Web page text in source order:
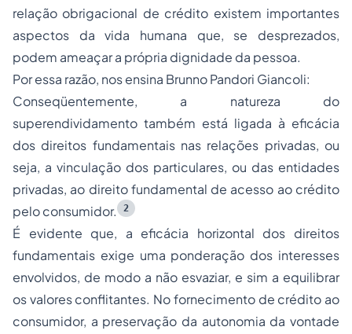
relação obrigacional de crédito existem importantes
aspectos da vida humana que, se desprezados,
podem ameaçar a própria dignidade da pessoa.
Por essa razão, nos ensina Brunno Pandori Giancoli:
Conseqüentemente, a natureza do
superendividamento também está ligada à eficácia
dos direitos fundamentais nas relações privadas, ou
seja, a vinculação dos particulares, ou das entidades
privadas, ao direito fundamental de acesso ao crédito
pelo consumidor.
2
É evidente que, a eficácia horizontal dos direitos
fundamentais exige uma ponderação dos interesses
envolvidos, de modo a não esvaziar, e sim a equilibrar
os valores conflitantes. No fornecimento de crédito ao
consumidor, a preservação da autonomia da vontade